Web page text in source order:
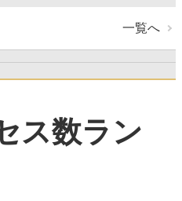
一覧へ
ス数ラン